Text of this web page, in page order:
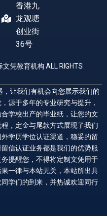
香港九
龙观塘
创业街
36号
凭教育机构 ALL RIGHTS
让我们有机会向您展示我们的
源于多年的专业研究与提升，
学校出产的毕业纸，让您的文
，定金与尾款方式展现了我们
学历学位认证渠道，稳妥的留
信认证业务都是我们的优势服
提醒您，不得将定制文凭用于
一律与本站无关，本站所出具
学们的到来，并热诚欢迎同行